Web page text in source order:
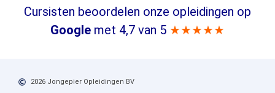
Cursisten beoordelen onze opleidingen op
Google met 4,7 van 5 ★★★★★
2026 Jongepier Opleidingen BV